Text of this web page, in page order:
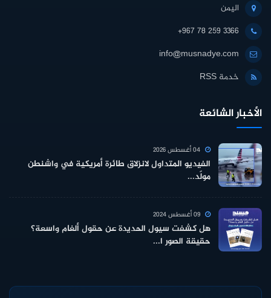
اليمن
+967 78 259 3366
info@musnadye.com
خدمة RSS
الأخبار الشائعة
الفيديو المتداول لانزلاق طائرة أمريكية في واشنطن
مولّد...
هل كشفت سيول الحديدة عن حقول ألغام واسعة؟
حقيقة الصور ا...